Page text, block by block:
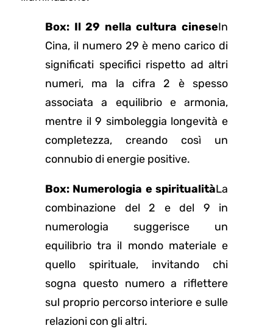
Box: Il 29 nella cultura cineseIn
Cina, il numero 29 è meno carico di
significati specifici rispetto ad altri
numeri, ma la cifra 2 è spesso
associata a equilibrio e armonia,
mentre il 9 simboleggia longevità e
completezza, creando così un
connubio di energie positive.
Box: Numerologia e spiritualitàLa
combinazione del 2 e del 9 in
numerologia suggerisce un
equilibrio tra il mondo materiale e
quello spirituale, invitando chi
sogna questo numero a riflettere
sul proprio percorso interiore e sulle
relazioni con gli altri.